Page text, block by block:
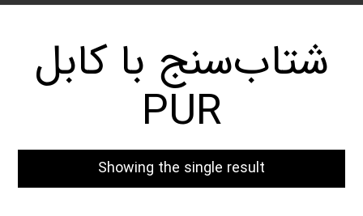
شتاب‌سنج با کابل
PUR
Showing the single result